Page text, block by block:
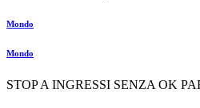
Mondo
Mondo
STOP A INGRESSI SENZA OK